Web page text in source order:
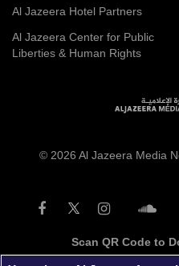
Al Jazeera Hotel Partners
Al Jazeera Center for Public
Liberties & Human Rights
© 2026 Al Jazeera Media
Scan QR Code to